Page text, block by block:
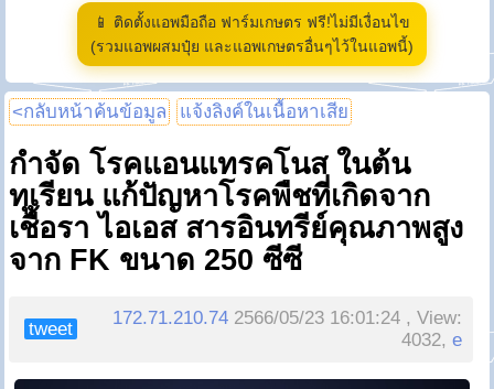
📱 ติดตั้งแอพมือถือ ฟาร์มเกษตร ฟรี!ไม่มีเงื่อนไข
(รวมแอพผสมปุ๋ย และแอพเกษตรอื่นๆไว้ในแอพนี้)
<กลับหน้าค้นข้อมูล แจ้งลิงค์ในเนื้อหาเสีย
กำจัด โรคแอนแทรคโนส ในต้น
ทุเรียน แก้ปัญหาโรคพืชที่เกิดจาก
เชื้อรา ไอเอส สารอินทรีย์คุณภาพสูง
จาก FK ขนาด 250 ซีซี
tweet
172.71.210.74 2566/05/23 16:01:24 , View:
4032,e